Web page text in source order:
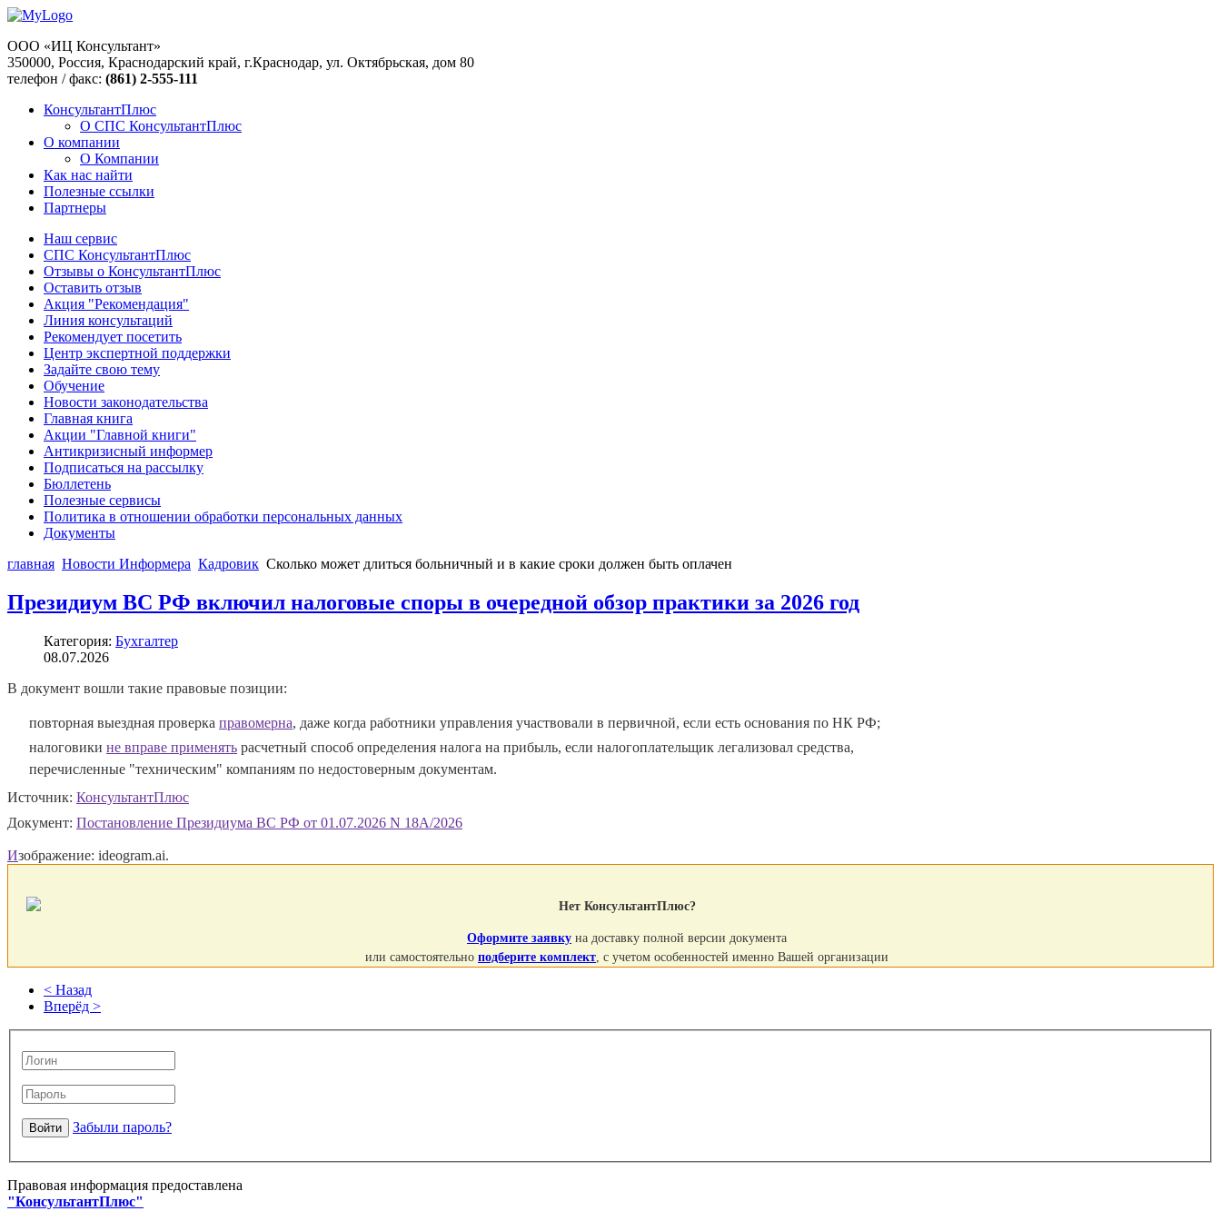
ООО «ИЦ Консультант»
350000, Россия, Краснодарский край, г.Краснодар, ул. Октябрьская, дом 80
телефон / факс: (861) 2-555-111
КонсультантПлюс
О СПС КонсультантПлюс
О компании
О Компании
Как нас найти
Полезные ссылки
Партнеры
Наш сервис
СПС КонсультантПлюс
Отзывы о КонсультантПлюс
Оставить отзыв
Акция "Рекомендация"
Линия консультаций
Рекомендует посетить
Центр экспертной поддержки
Задайте свою тему
Обучение
Новости законодательства
Главная книга
Акции "Главной книги"
Антикризисный информер
Подписаться на рассылку
Бюллетень
Полезные сервисы
Политика в отношении обработки персональных данных
Документы
главная Новости Информера Кадровик Сколько может длиться больничный и в какие сроки должен быть оплачен
Президиум ВС РФ включил налоговые споры в очередной обзор практики за 2026 год
Категория: Бухгалтер
08.07.2026
В документ вошли такие правовые позиции:
повторная выездная проверка правомерна, даже когда работники управления участвовали в первичной, если есть основания по НК РФ;
налоговики не вправе применять расчетный способ определения налога на прибыль, если налогоплательщик легализовал средства,
перечисленные "техническим" компаниям по недостоверным документам.
Источник: КонсультантПлюс
Документ: Постановление Президиума ВС РФ от 01.07.2026 N 18А/2026
Изображение: ideogram.ai.
Нет КонсультантПлюс?
Оформите заявку на доставку полной версии документа
или самостоятельно подберите комплект, с учетом особенностей именно Вашей организации
< Назад
Вперёд >
Забыли пароль?
Правовая информация предоставлена
"КонсультантПлюс"